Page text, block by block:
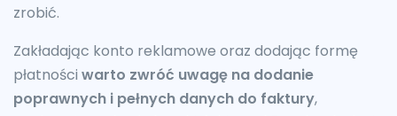
zrobić.
Zakładając konto reklamowe oraz dodając formę
płatności warto zwróć uwagę na dodanie
poprawnych i pełnych danych do faktury,